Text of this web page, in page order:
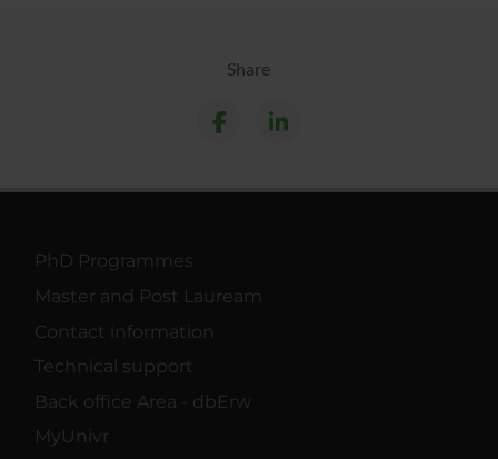
Share
PhD Programmes
Master and Post Lauream
Contact information
Technical support
Back office Area - dbErw
MyUnivr